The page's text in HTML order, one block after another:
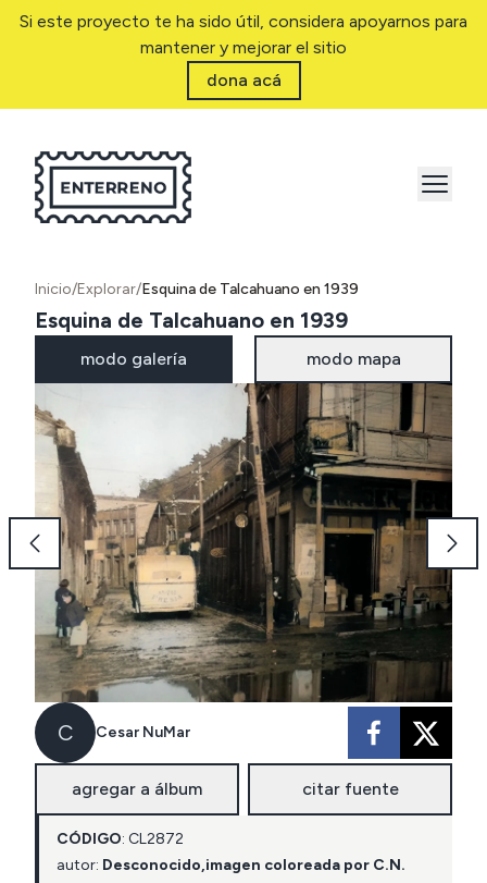
Si este proyecto te ha sido útil, considera apoyarnos para
mantener y mejorar el sitio
dona acá
Inicio/Explorar/Esquina de Talcahuano en 1939
Esquina de Talcahuano en 1939
modo galería modo mapa
C Cesar NuMar
agregar a álbum citar fuente
CÓDIGO: CL2872
autor: Desconocido,imagen coloreada por C.N.